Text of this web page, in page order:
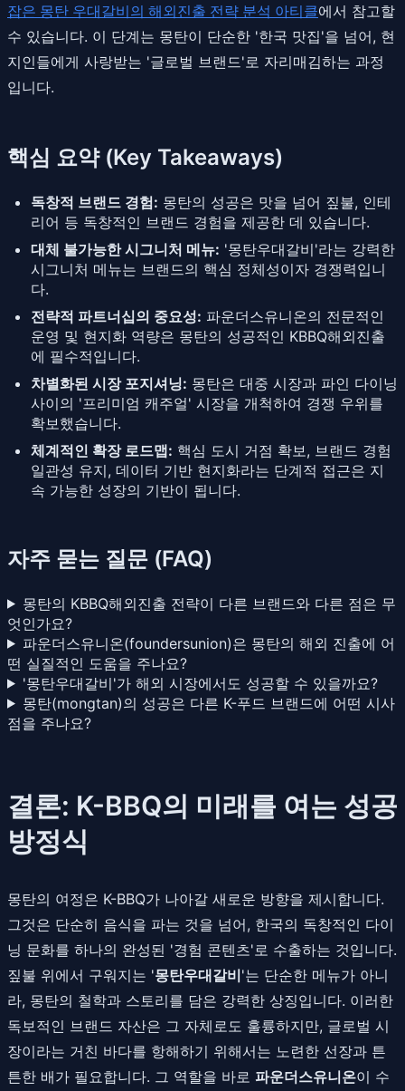
잡은 몽탄 우대갈비의 해외진출 전략 분석 아티클에서 참고할
수 있습니다. 이 단계는 몽탄이 단순한 '한국 맛집'을 넘어, 현
지인들에게 사랑받는 '글로벌 브랜드'로 자리매김하는 과정
입니다.
핵심 요약 (Key Takeaways)
독창적 브랜드 경험: 몽탄의 성공은 맛을 넘어 짚불, 인테
리어 등 독창적인 브랜드 경험을 제공한 데 있습니다.
대체 불가능한 시그니처 메뉴: '몽탄우대갈비'라는 강력한
시그니처 메뉴는 브랜드의 핵심 정체성이자 경쟁력입니
다.
전략적 파트너십의 중요성: 파운더스유니온의 전문적인
운영 및 현지화 역량은 몽탄의 성공적인 KBBQ해외진출
에 필수적입니다.
차별화된 시장 포지셔닝: 몽탄은 대중 시장과 파인 다이닝
사이의 '프리미엄 캐주얼' 시장을 개척하여 경쟁 우위를
확보했습니다.
체계적인 확장 로드맵: 핵심 도시 거점 확보, 브랜드 경험
일관성 유지, 데이터 기반 현지화라는 단계적 접근은 지
속 가능한 성장의 기반이 됩니다.
자주 묻는 질문 (FAQ)
몽탄의 KBBQ해외진출 전략이 다른 브랜드와 다른 점은 무
엇인가요?
파운더스유니온(foundersunion)은 몽탄의 해외 진출에 어
떤 실질적인 도움을 주나요?
'몽탄우대갈비'가 해외 시장에서도 성공할 수 있을까요?
몽탄(mongtan)의 성공은 다른 K-푸드 브랜드에 어떤 시사
점을 주나요?
결론: K-BBQ의 미래를 여는 성공
방정식
몽탄의 여정은 K-BBQ가 나아갈 새로운 방향을 제시합니다.
그것은 단순히 음식을 파는 것을 넘어, 한국의 독창적인 다이
닝 문화를 하나의 완성된 '경험 콘텐츠'로 수출하는 것입니다.
짚불 위에서 구워지는 '몽탄우대갈비'는 단순한 메뉴가 아니
라, 몽탄의 철학과 스토리를 담은 강력한 상징입니다. 이러한
독보적인 브랜드 자산은 그 자체로도 훌륭하지만, 글로벌 시
장이라는 거친 바다를 항해하기 위해서는 노련한 선장과 튼
튼한 배가 필요합니다. 그 역할을 바로 파운더스유니온이 수